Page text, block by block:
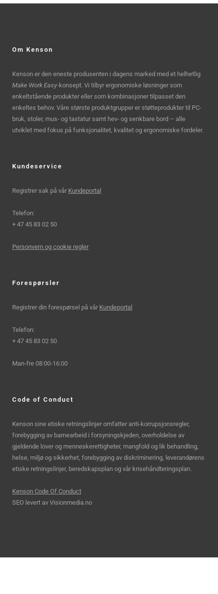
Om Kenson
Kenson er den eneste produsenten i dagens marked med et helhetlig
Make Work Easy-konsept. Vi tilbyr ergonomiske løsninger som
enkeltstående produkter eller som kombinasjoner tilpasset den
enkeltes behov. Våre største produktgrupper er støtteprodukter til PC-
bruk, stoler, mus- og tastatur samt hev- og senkbare bord – alle
utviklet med fokus på funksjonalitet, kvalitet og ergonomiske fordeler.
Kundeservice
Registrer sak på vår Kundeportal
Telefon:
+ 47 45 83 02 50
Personvern og cookie regler
Forespørsler
Registrer din forespørsel på vår Kundeportal
Telefon:
+ 47 45 83 02 50
Man-fre 08:00-16:00
Code of Conduct
Kenson sine etiske retningslinjer omfatter anti-korrupsjonsregler,
forebygging av barnearbeid i forsyningskjeden, overholdelse av
gjeldende lover og menneskerettigheter, mangfold og lik behandling,
helse, miljø og sikkerhet, forebygging av diskriminering, leverandørens
etiske retningslinjer, beredskapsplan og vår krisehåndteringsplan.
Kenson Code Of Conduct
SEO levert av Visionmedia.no